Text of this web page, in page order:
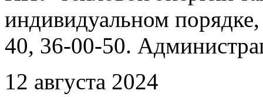
индивидуальном
40, 36-00-50.
12 августа 2024